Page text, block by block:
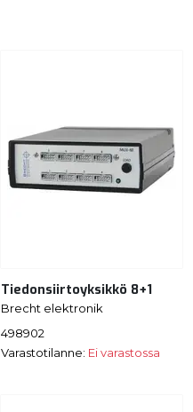
Tiedonsiirtoyksikkö 8+1
Brecht elektronik
498902
Varastotilanne: Ei varastossa